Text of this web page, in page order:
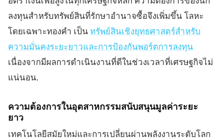
ลงทุนสำหรับทรัพย์สินที่รักษาอำนาจซื้อจึงเพิ่มขึ้น โลหะ
โดยเฉพาะทองคำ เป็นทรัพย์สินเชิงยุทธศาสตร์สำหรับ
ความมั่นคงระยะยาวและการป้องกันพอร์ตการลงทุน
เนื่องจากมีผลการดำเนินงานที่ดีในช่วงเวลาที่เศรษฐกิจไม่
แน่นอน.
ความต้องการในอุตสาหกรรมสนับสนุนมูลค่าระยะ
ยาว
เทคโนโลยีสมัยใหม่และการเปลี่ยนผ่านพลังงานระดับโลก